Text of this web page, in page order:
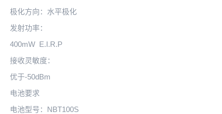
极化方向：水平极化
发射功率：
400mW E.I.R.P
接收灵敏度：
优于-50dBm
电池要求
电池型号：NBT100S